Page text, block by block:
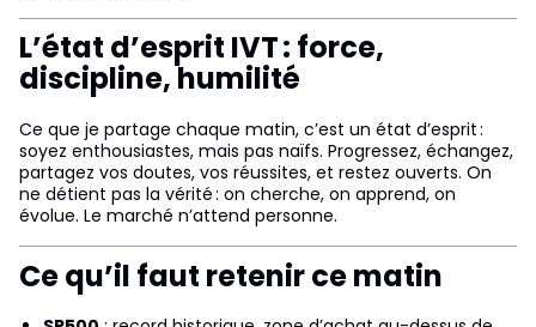
L’état d’esprit IVT : force,
discipline, humilité
Ce que je partage chaque matin, c’est un état d’esprit :
soyez enthousiastes, mais pas naïfs. Progressez, échangez,
partagez vos doutes, vos réussites, et restez ouverts. On
ne détient pas la vérité : on cherche, on apprend, on
évolue. Le marché n’attend personne.
Ce qu’il faut retenir ce matin